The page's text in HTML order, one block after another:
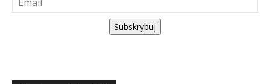
Subskrybuj